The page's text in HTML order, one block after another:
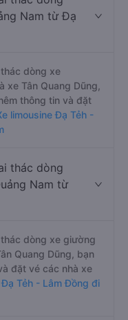
Nam từ Đạ
dòng xe
xe Tân Quang Dũng,
thông tin và đặt
limousine Đạ Tẻh -
thác dòng
Nam từ
dòng xe giường
Quang Dũng, bạn
đặt vé các nhà xe
Tẻh - Lâm Đồng đi